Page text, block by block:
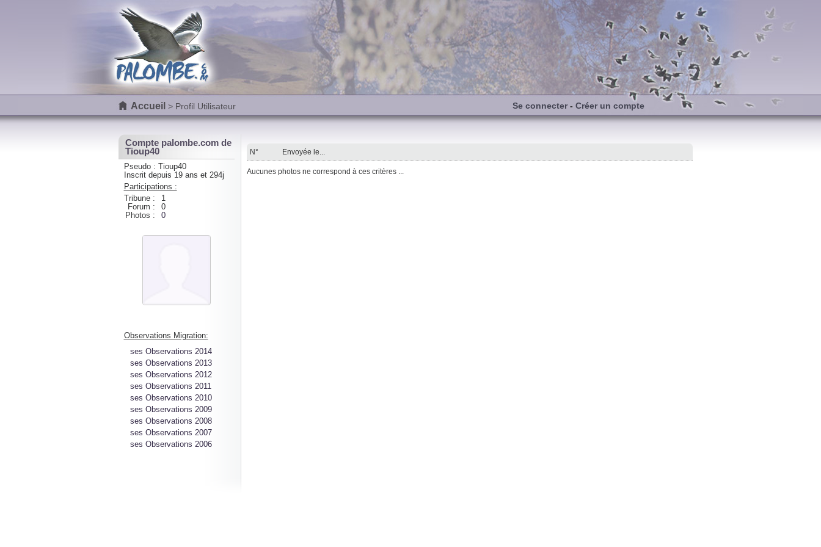
Accueil > Profil Utilisateur Se connecter- Créer un compte
Compte palombe.com de
Tioup40
Pseudo : Tioup40
Inscrit depuis 19 ans et 294j
Participations :
Tribune :
1
Forum :
0
Photos :
0
Observations Migration:
ses Observations 2014
ses Observations 2013
ses Observations 2012
ses Observations 2011
ses Observations 2010
ses Observations 2009
ses Observations 2008
ses Observations 2007
ses Observations 2006
N° Envoyée le...
Aucunes photos ne correspond à ces critères ...